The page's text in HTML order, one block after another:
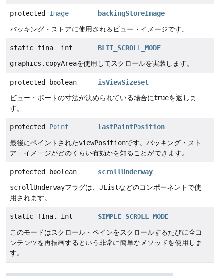
protected Image
backingStoreImage
バッキング・ストアに使用されるビュー・イメージです。
static final int
BLIT_SCROLL_MODE
graphics.copyAreaを使用してスクロールを実装します。
protected boolean
isViewSizeSet
ビュー・ポートの寸法が決められている場合にtrueを返しま
す。
protected Point
lastPaintPosition
最後にペイントされたviewPositionです。バッキング・スト
ア・イメージがどのくらい有効かを知ることができます。
protected boolean
scrollUnderway
scrollUnderwayフラグは、 JListなどのコンポーネントで使
用されます。
static final int
SIMPLE_SCROLL_MODE
このモードはスクロール・ペインをスクロールするたびに全コ
ンテンツを再描画するという非常に簡単なメソッドを使用しま
す。